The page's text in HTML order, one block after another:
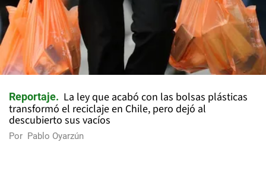
Reportaje
La ley que acabó con las bolsas plásticas
transformó el reciclaje en Chile, pero dejó al
descubierto sus vacíos
Por Pablo Oyarzún